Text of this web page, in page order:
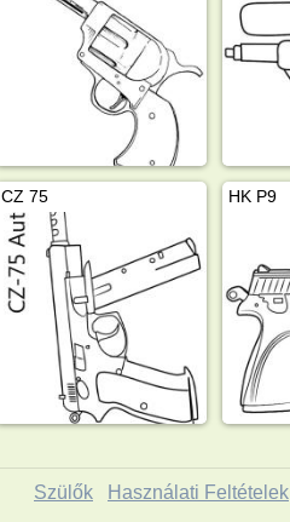
CZ 75 HK P9
Szülők Használati Feltételek